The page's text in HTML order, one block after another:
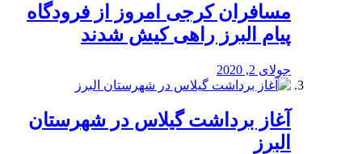
مسافران کرجی امروز از فرودگاه
پیام البرز راهی کیش شدند
جولای 2, 2020
آغاز برداشت گیلاس در شهرستان
البرز